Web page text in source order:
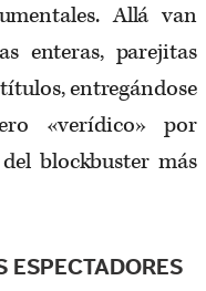
Allá van
enteras, parejitas
entregándose
«verídico» por
blockbuster más
ESPECTADORES